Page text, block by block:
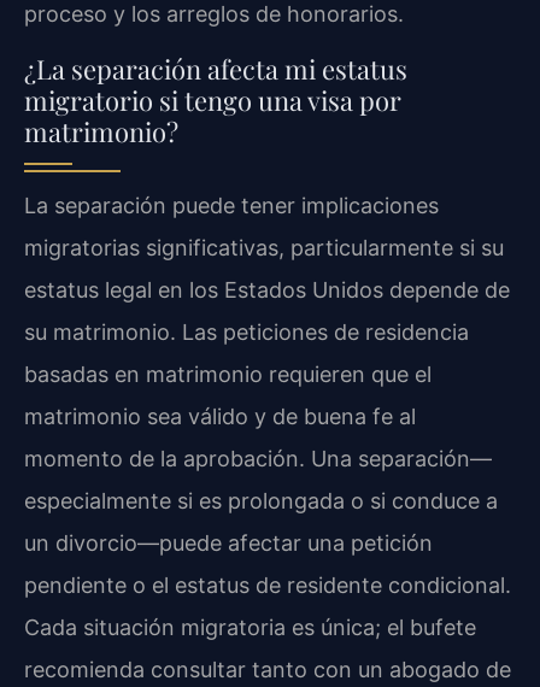
proceso y los arreglos de honorarios.
¿La separación afecta mi estatus
migratorio si tengo una visa por
matrimonio?
La separación puede tener implicaciones
migratorias significativas, particularmente si su
estatus legal en los Estados Unidos depende de
su matrimonio. Las peticiones de residencia
basadas en matrimonio requieren que el
matrimonio sea válido y de buena fe al
momento de la aprobación. Una separación—
especialmente si es prolongada o si conduce a
un divorcio—puede afectar una petición
pendiente o el estatus de residente condicional.
Cada situación migratoria es única; el bufete
recomienda consultar tanto con un abogado de